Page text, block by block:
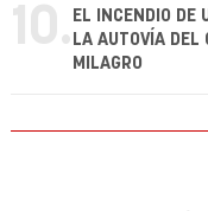
10. EL INCENDIO DE
LA AUTOVÍA DEL
MILAGRO